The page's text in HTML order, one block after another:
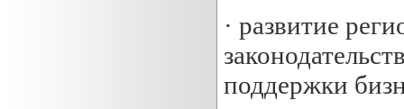
· развитие
поддержки